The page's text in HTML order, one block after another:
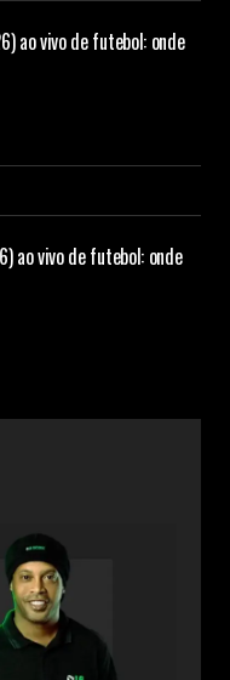
ao vivo de futebol: onde
ao vivo de futebol: onde